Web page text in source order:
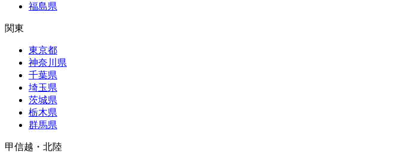
福島県
関東
東京都
神奈川県
千葉県
埼玉県
茨城県
栃木県
群馬県
甲信越・北陸